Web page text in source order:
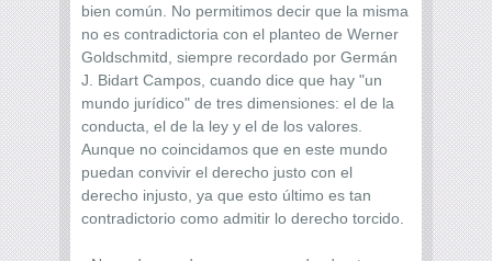
bien común. No permitimos decir que la misma
no es contradictoria con el planteo de Werner
Goldschmitd, siempre recordado por Germán
J. Bidart Campos, cuando dice que hay "un
mundo jurídico" de tres dimensiones: el de la
conducta, el de la ley y el de los valores.
Aunque no coincidamos que en este mundo
puedan convivir el derecho justo con el
derecho injusto, ya que esto último es tan
contradictorio como admitir lo derecho torcido.